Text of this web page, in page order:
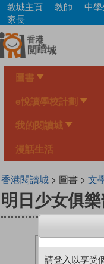
Skip
main
content
教城主頁 教師 中學
家長
圖書
e悅讀學校計劃
我的閱讀城
漫話生活
香港閱讀城> 圖書 > 文
明日少女俱
請登入以享受